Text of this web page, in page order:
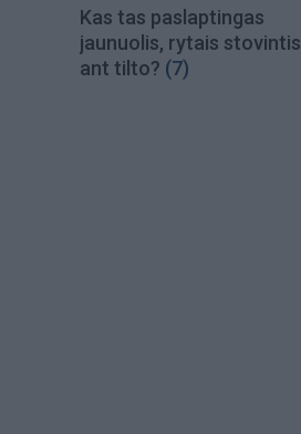
Kas tas paslaptingas
jaunuolis, rytais stovintis
ant tilto? (7)